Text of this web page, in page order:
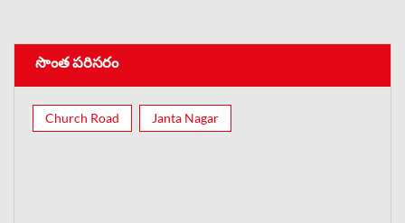
సొంత పరిసరం
Church Road Janta Nagar